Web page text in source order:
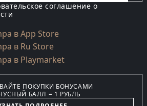
соглашение о
ПОКУПКИ БОНУСАМИ
БАЛЛ = 1 РУБЛЬ